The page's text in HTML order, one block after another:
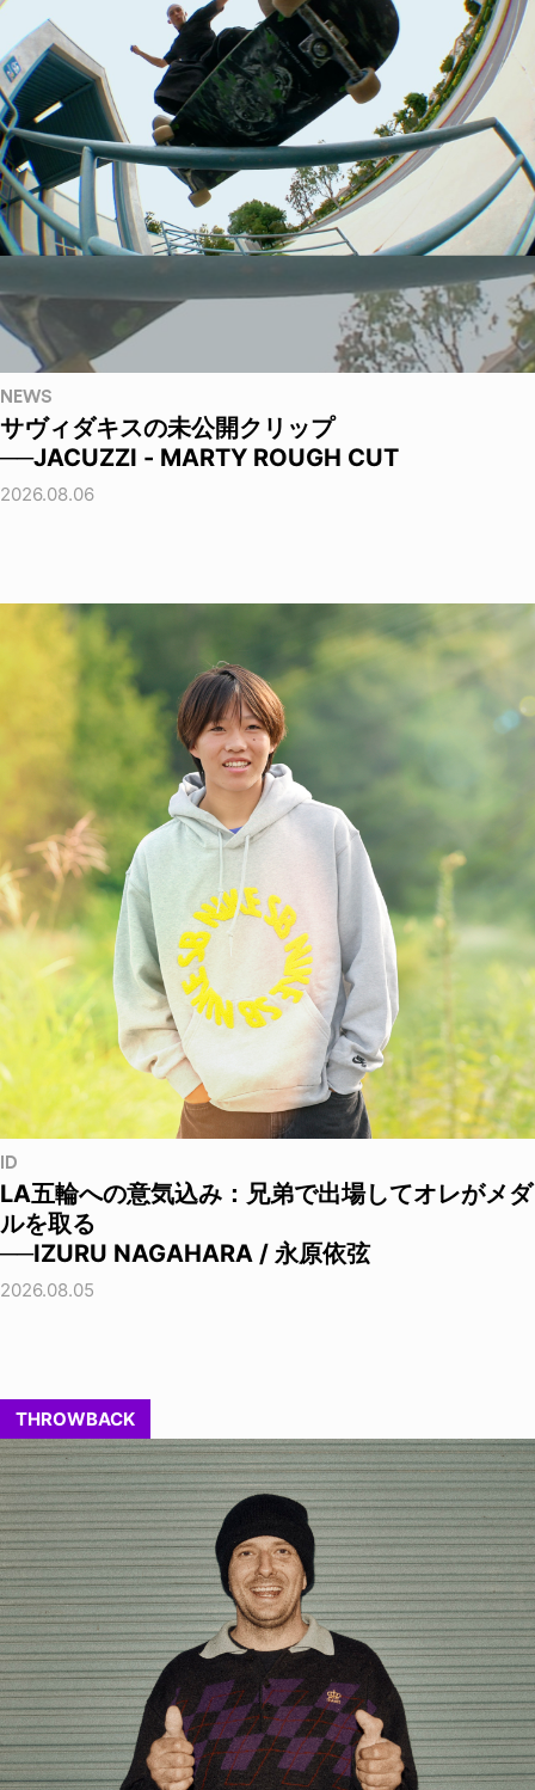
NEWS
サヴィダキスの未公開クリップ
──JACUZZI - MARTY ROUGH CUT
2026.08.06
ID
LA五輪への意気込み：兄弟で出場してオレがメダ
ルを取る
──IZURU NAGAHARA / 永原依弦
2026.08.05
THROWBACK